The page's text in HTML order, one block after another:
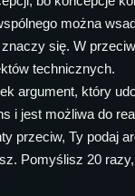
można
się. W
technicznych.
argument, który
i jest możliwa do
przeciw, Ty podaj
Pomyślisz 20